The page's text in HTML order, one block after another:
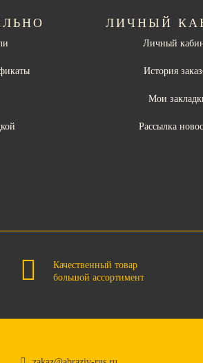
ЛИЧНЫЙ
Личный
История
Мои
Рассылка
Качественный товар
большой ассортимент